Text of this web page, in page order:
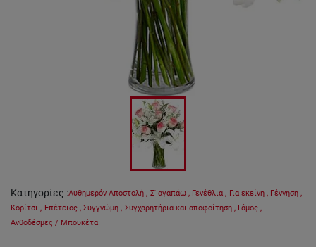
Κατηγορίες :Αυθημερόν Αποστολή , Σ' αγαπάω , Γενέθλια , Για εκείνη , Γέννηση ,
Κορίτσι , Επέτειος , Συγγνώμη , Συγχαρητήρια και αποφοίτηση , Γάμος ,
Ανθοδέσμες / Μπουκέτα